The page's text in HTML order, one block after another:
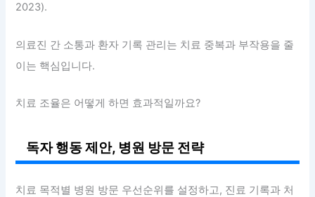
2023).
의료진 간 소통과 환자 기록 관리는 치료 중복과 부작용을 줄
이는 핵심입니다.
치료 조율은 어떻게 하면 효과적일까요?
독자 행동 제안, 병원 방문 전략
치료 목적별 병원 방문 우선순위를 설정하고, 진료 기록과 처